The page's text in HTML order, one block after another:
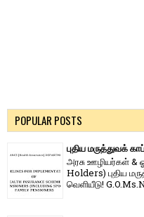
POPULAR POSTS
புதிய மருத்துவக்
அரசு ஊழியர்கள் &
Holders) புதிய
வெளியீடு!